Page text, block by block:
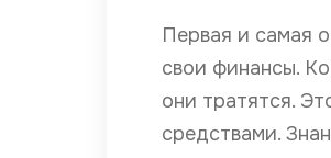
Первая и самая
свои финансы.
они тратятся.
средствами.